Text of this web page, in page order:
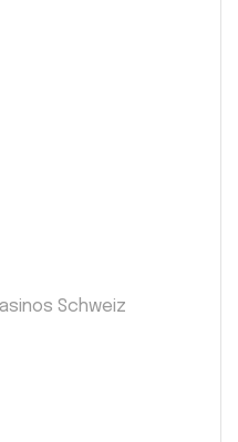
Schweiz